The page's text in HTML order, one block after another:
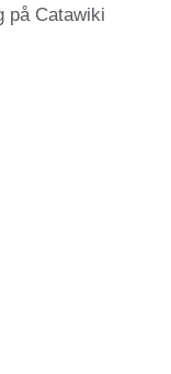
på Catawiki